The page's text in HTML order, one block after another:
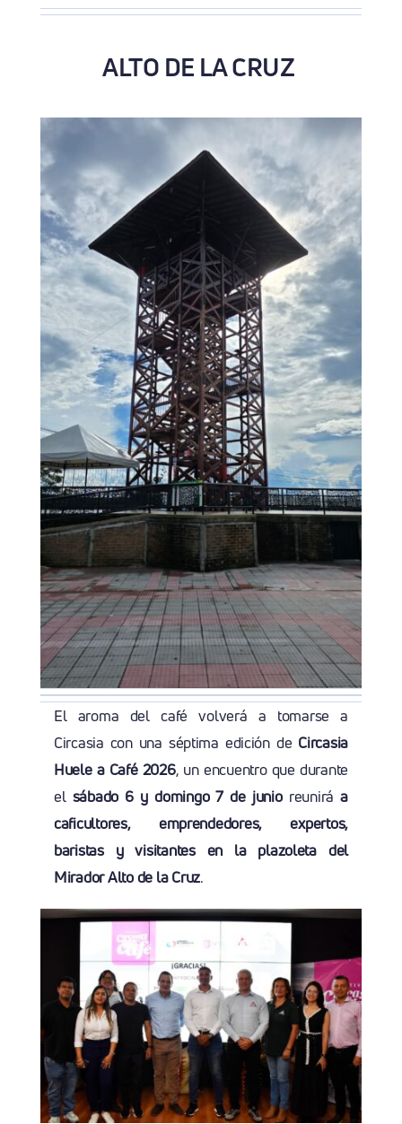
ALTO DE LA CRUZ
El aroma del café volverá a tomarse a
Circasia con una séptima edición de Circasia
Huele a Café 2026, un encuentro que durante
el sábado 6 y domingo 7 de junioreuniráa
caficultores, emprendedores, expertos,
baristas y visitantes en la plazoleta del
Mirador Alto de la Cruz.